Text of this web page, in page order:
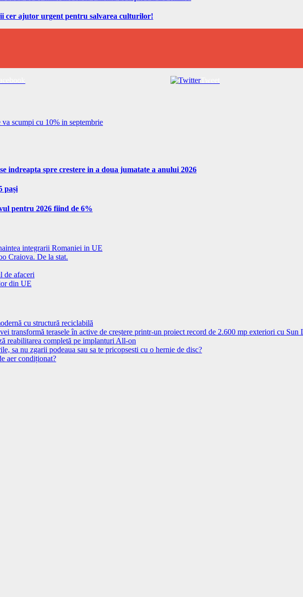
cer ajutor urgent pentru salvarea culturilor!
Tweet
scumpi cu 10% in septembrie
indreapta spre crestere in a doua jumatate a anului 2026
pași
pentru 2026 fiind de 6%
integrarii Romaniei in UE
Craiova. De la stat.
de afaceri
din UE
cu structură reciclabilă
transformă terasele în active de creștere printr-un proiect record de 2.600 mp exteriori cu Sun
reabilitarea completă pe implanturi All-on
sa nu zgarii podeaua sau sa te pricopsesti cu o hernie de disc?
aer condiționat?